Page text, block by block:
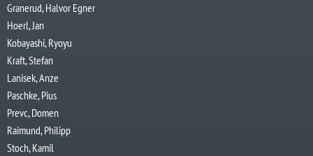
Granerud, Halvor Egner
Hoerl, Jan
Kobayashi, Ryoyu
Kraft, Stefan
Lanisek, Anze
Paschke, Pius
Prevc, Domen
Raimund, Philipp
Stoch, Kamil